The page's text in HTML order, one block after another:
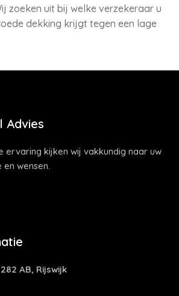
zoeken uit bij welke verzekeraar u
dekking krijgt tegen een lage
Advies
ervaring kijken wij vakkundig naar uw
wensen.
AB, Rijswijk